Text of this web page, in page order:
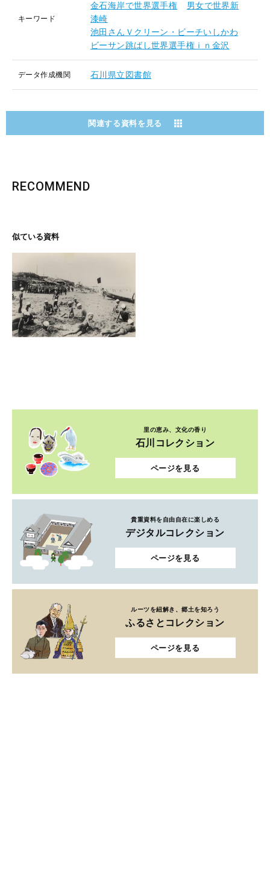
キーワード
金石海岸で世界選手権
男女で世界新
漆崎
池田さんＶクリーン・ビーチいしかわ
ビーサン跳ばし世界選手権ｉｎ金沢
データ作成機関 石川県立図書館
関連する資料を見る
RECOMMEND
似ている資料
里の恵み、文化の香り
石川コレクション
ページを見る
貴重資料を自由自在に楽しめる
デジタルコレクション
ページを見る
ルーツを紐解き、郷土を知ろう
ふるさとコレクション
ページを見る